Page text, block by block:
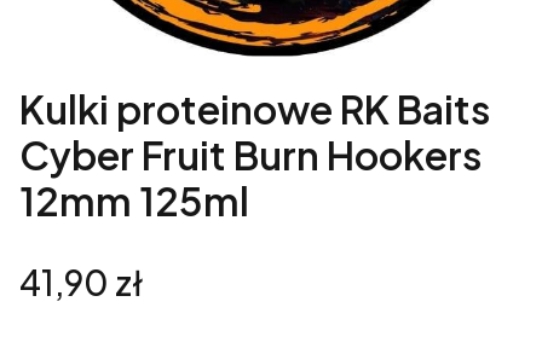
Kulki proteinowe RK Baits
Cyber Fruit Burn Hookers
12mm 125ml
Cena
41,90 zł